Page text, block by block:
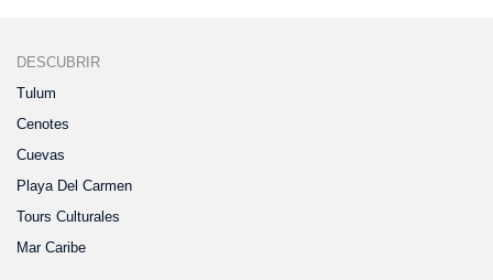
DESCUBRIR
Tulum
Cenotes
Cuevas
Playa Del Carmen
Tours Culturales
Mar Caribe